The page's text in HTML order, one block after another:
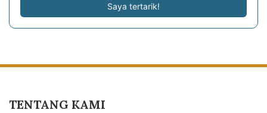
Saya tertarik!
TENTANG KAMI